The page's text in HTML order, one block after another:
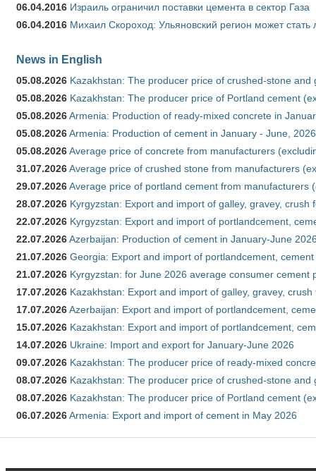
06.04.2016 Израиль ограничил поставки цемента в сектор Газа
06.04.2016 Михаил Скороход: Ульяновский регион может
News in English
05.08.2026 Kazakhstan: The producer price of crushed-stone and
05.08.2026 Kazakhstan: The producer price of Portland cement
05.08.2026Armenia: Production of ready-mixed concrete in
05.08.2026Armenia: Production of cement in January - June, 2026
05.08.2026Average price of concrete from manufacturers
31.07.2026Average price of crushed stone from manufacturers
29.07.2026Average price of portland cement from manufacturers
28.07.2026 Kyrgyzstan: Export and import of galley, gravey,
22.07.2026 Kyrgyzstan: Export and import of portlandcement,
22.07.2026Azerbaijan: Production of cement in January-June
21.07.2026 Georgia: Export and import of portlandcement,
21.07.2026 Kyrgyzstan: for June 2026 average consumer cement
17.07.2026 Kazakhstan: Export and import of galley, gravey,
17.07.2026Azerbaijan: Export and import of portlandcement,
15.07.2026 Kazakhstan: Export and import of portlandcement,
14.07.2026 Ukraine: Import and export for January-June 2026
09.07.2026 Kazakhstan: The producer price of ready-mixed
08.07.2026 Kazakhstan: The producer price of crushed-stone and
08.07.2026 Kazakhstan: The producer price of Portland cement
06.07.2026Armenia: Export and import of cement in May 2026